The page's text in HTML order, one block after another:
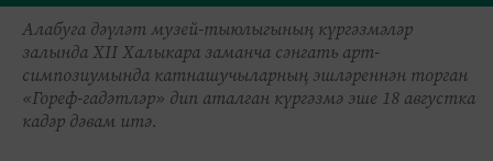
Алабуга дәүләт музей-тыюлыгының күргәзмәләр
залында ХII Халыкара заманча сәнгать арт-
симпозиумында катнашучыларның эшләреннән торган
«Гореф-гадәтләр» дип аталган күргәзмә эше 18 августка
кадәр дәвам итә.